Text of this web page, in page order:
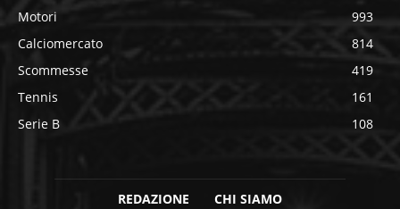
Motori
993
Calciomercato
814
Scommesse
419
Tennis
161
Serie B
108
REDAZIONE CHI SIAMO